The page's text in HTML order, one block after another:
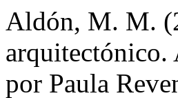
Aldón, M. M.
arquitectónico.
por Paula